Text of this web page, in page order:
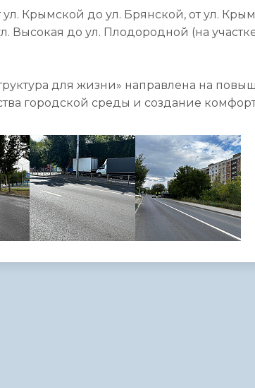
ул. Крымской до ул. Брянской, от ул.
Высокая до ул. Плодородной (на
для жизни» направлена на
городской среды и создание